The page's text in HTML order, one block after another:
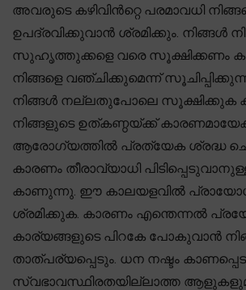
അവരുടെ കഴിവിൻറ്റെ പരമാവധി
ഉപദ്രവിക്കുവാൻ ശ്രമിക്കും. നിങ്ങൾ
സുഹൃത്തുക്കളെ വരെ സൂക്ഷിക്കണം
നിങ്ങളെ വഞ്ചിക്കുമെന്ന്
നിങ്ങൾ നല്ലതുപോലെ സൂക്ഷിക്കുക
നിങ്ങളുടെ ഉത്കണ്ഠയ്ക്ക്
ആരോഗ്യത്തിൽ പ്രത്യേക ശ്രദ്ധ
കാരണം തീരാവ്യാധി
കാണുന്നു. ഈ കാലയളവിൽ
ശ്രമിക്കുക. കാരണം എന്തെന്നൽ
കാര്യങ്ങളുടെ പിറകേ പോകുവാൻ
താത്പര്യപ്പെടും. ധന നഷ്ടം
സ്വഭാവസ്ഥിരതയില്ലാത്ത